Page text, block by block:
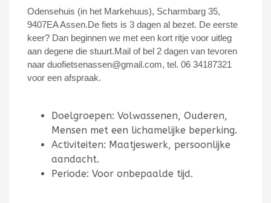
Odensehuis (in het Markehuus), Scharmbarg 35,
9407EA Assen.De fiets is 3 dagen al bezet. De eerste
keer? Dan beginnen we met een kort ritje voor uitleg
aan degene die stuurt.Mail of bel 2 dagen van tevoren
naar duofietsenassen@gmail.com, tel. 06 34187321
voor een afspraak.
Doelgroepen: Volwassenen, Ouderen,
Mensen met een lichamelijke beperking.
Activiteiten: Maatjeswerk, persoonlijke
aandacht.
Periode: Voor onbepaalde tijd.